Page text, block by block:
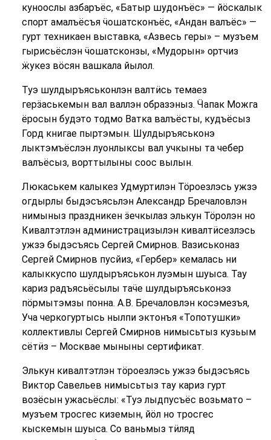
куноослы азбаръёс, «Батыр шудонъёс» — йӧскалык
спорт амалъёсъя ӵошатсконъёс, «Андан валъёс» —
гурт техникаен выставка, «Азвесь геры» – музъем
гырисьёслэн ӵошатсконзы, «Мудорын» ортчиз
ӝукез вӧсян вашкала йылол.
Туэ шулдыръяськонлэн валтӥсь темаез
герӟаськемын вал валлэн образэныз. Ӵапак Можга
ёросын будэто тодмо Ватка валъёсты, кудъёсыз
Горд книгае пыртэмын. Шулдыръяськонэ
лыктэмъёслэн луонлыксы вал учкыны та чебер
валъёсыз, ворттылыны соос вылын.
Люкаськем калыкез Удмуртилэн Тӧроезлэсь ужзэ
огдырлы быдэсъясьлэн Александр Бречаловлэн
нимыныз праздникен ӟечкылаз элькун Тӧролэн но
Кивалтэтлэн администрацизылэн кивалтӥсезлэсь
ужзэ быдэсъясь Сергей Смирнов. Вазиськоназ
Сергей Смирнов пусйиз, «Гербер» кемалась ни
калыккуспо шулдыръяськон луэмын шуыса. Тау
кариз радъясьёсылы таӵе шулдыръяськонэз
пӧрмытэмзы понна. А.В. Бречаловлэн косэмезъя,
Уча черкогуртысь нылпи эктонъя «Топотушки»
коллективлы Сергей Смирнов нимысьтыз кузьым
сётӥз – Москвае мыныны сертификат.
Элькун кивалтэтлэн тӧроезлэсь ужзэ быдэсъясь
Виктор Савельев нимысьтыз тау кариз гурт
возёсын ужасьёслы: «Туэ лыдпусъёс возьмато –
музъем тросгес киземын, йӧл но тросгес
кыскемын шуыса. Со ваньмыз тӥляд